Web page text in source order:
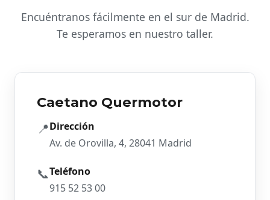
Encuéntranos fácilmente en el sur de Madrid.
Te esperamos en nuestro taller.
Caetano Quermotor
📍Dirección
Av. de Orovilla, 4, 28041 Madrid
📞Teléfono
915 52 53 00